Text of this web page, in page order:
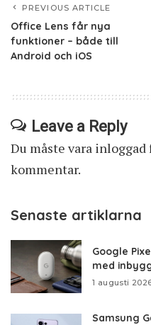
PREVIOUS ARTICLE
Office Lens får nya
funktioner – både till
Android och iOS
Leave a Reply
Du måste vara inloggad
kommentar.
Senaste artiklarna
Google
med
1 augusti
Samsung